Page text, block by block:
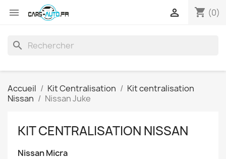
 shopping_cart (0)

search
Accueil Kit Centralisation
Kit centralisation
Nissan
Nissan Juke
KIT CENTRALISATION NISSAN
Nissan Micra